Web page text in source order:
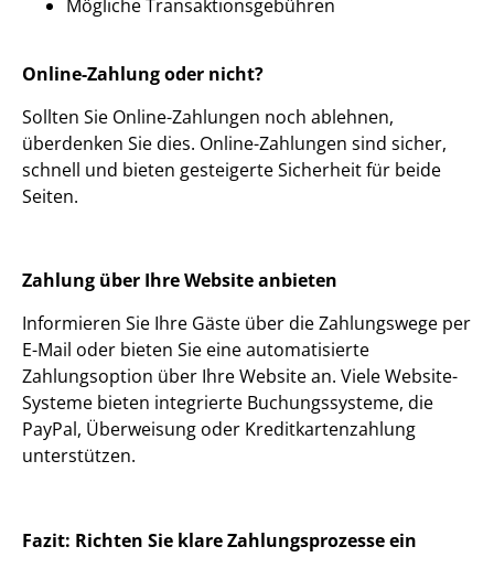
Mögliche Transaktionsgebühren
Online-Zahlung oder nicht?
Sollten Sie Online-Zahlungen noch ablehnen,
überdenken Sie dies. Online-Zahlungen sind sicher,
schnell und bieten gesteigerte Sicherheit für beide
Seiten.
Zahlung über Ihre Website anbieten
Informieren Sie Ihre Gäste über die Zahlungswege per
E-Mail oder bieten Sie eine automatisierte
Zahlungsoption über Ihre Website an. Viele Website-
Systeme bieten integrierte Buchungssysteme, die
PayPal, Überweisung oder Kreditkartenzahlung
unterstützen.
Fazit: Richten Sie klare Zahlungsprozesse ein